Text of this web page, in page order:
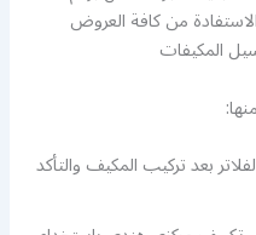
من كافة العروض
المكيفات
بعد تركيب المكيف والتأكد